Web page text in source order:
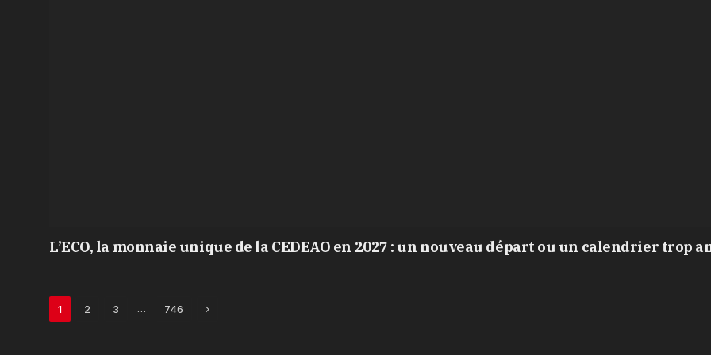
L’ECO, la monnaie unique de la CEDEAO en 2027 : un nouveau départ ou un calendrier trop
1 2 3 … 746 Next